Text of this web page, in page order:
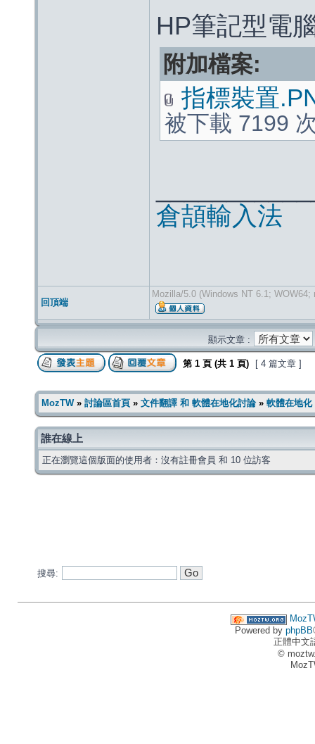
HP筆記型電
附加檔案:
指標裝置
被下載 7199
倉頡輸入法
回頂端
Mozilla/5.0 (Windows NT 6.1;
顯示文章 :
第 1 頁 (共 1 頁) [ 4 篇文章 ]
MozTW» 討論區首頁 » 文件翻譯 和 軟體在地化討論 » 軟體在地化
誰在線上
正在瀏覽這個版面的使用者：沒有註冊會員 和 10 位訪客
搜尋:
Powered by phpBB
正體中文
©